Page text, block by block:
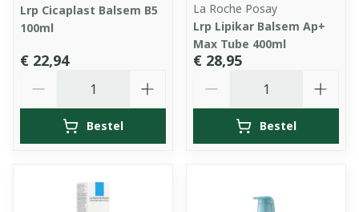
Lrp Cicaplast Balsem B5
100ml
€ 22,94
Bestel
La Roche Posay
Lrp Lipikar Balsem Ap+
Max Tube 400ml
€ 28,95
Bestel